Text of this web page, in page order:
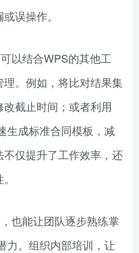
误操作。
以结合WPS的其他工
。例如，将比对结果集
截止时间；或者利用
生成标准合同模板，减
仅提升了工作效率，还
也能让团队逐步熟练掌
力。组织内部培训，让